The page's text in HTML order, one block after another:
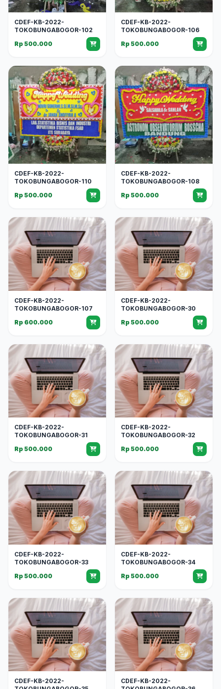
CDEF-KB-2022-
TOKOBUNGABOGOR-102
Rp 500.000
CDEF-KB-2022-
TOKOBUNGABOGOR-106
Rp 500.000
CDEF-KB-2022-
TOKOBUNGABOGOR-110
Rp 500.000
CDEF-KB-2022-
TOKOBUNGABOGOR-108
Rp 500.000
CDEF-KB-2022-
TOKOBUNGABOGOR-107
Rp 600.000
CDEF-KB-2022-
TOKOBUNGABOGOR-30
Rp 500.000
CDEF-KB-2022-
TOKOBUNGABOGOR-31
Rp 500.000
CDEF-KB-2022-
TOKOBUNGABOGOR-32
Rp 500.000
CDEF-KB-2022-
TOKOBUNGABOGOR-33
Rp 500.000
CDEF-KB-2022-
TOKOBUNGABOGOR-34
Rp 500.000
CDEF-KB-2022-
CDEF-KB-2022-